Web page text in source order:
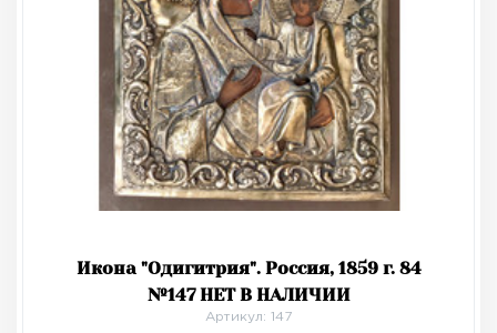
Икона "Одигитрия". Россия, 1859 г. 84
№147 НЕТ В НАЛИЧИИ
Артикул: 147